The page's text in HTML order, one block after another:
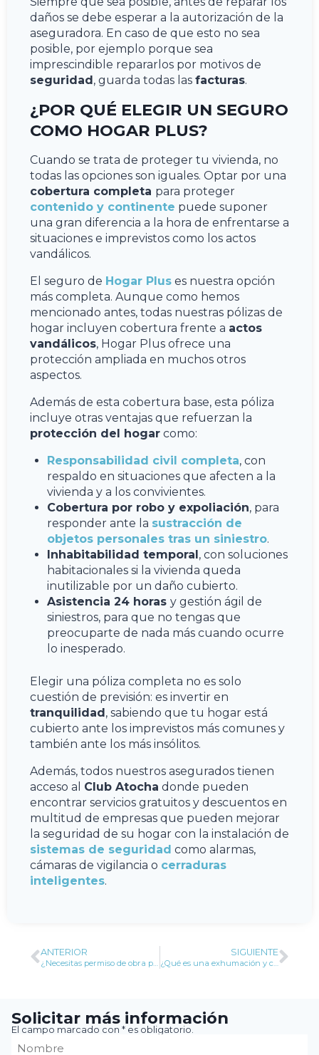
daños se debe esperar a la autorización de la
aseguradora. En caso de que esto no sea
posible, por ejemplo porque sea
imprescindible repararlos por motivos de
seguridad, guarda todas las facturas.
¿POR QUÉ ELEGIR UN SEGURO
COMO HOGAR PLUS?
Cuando se trata de proteger tu vivienda, no
todas las opciones son iguales. Optar por una
cobertura completa para proteger
contenido y continente puede suponer
una gran diferencia a la hora de enfrentarse a
situaciones e imprevistos como los actos
vandálicos.
El seguro de Hogar Plus es nuestra opción
más completa. Aunque como hemos
mencionado antes, todas nuestras pólizas de
hogar incluyen cobertura frente a actos
vandálicos, Hogar Plus ofrece una
protección ampliada en muchos otros
aspectos.
Además de esta cobertura base, esta póliza
incluye otras ventajas que refuerzan la
protección del hogar como:
Responsabilidad civil completa, con
respaldo en situaciones que afecten a la
vivienda y a los convivientes.
Cobertura por robo y expoliación, para
responder ante la sustracción de
objetos personales tras un siniestro.
Inhabitabilidad temporal, con soluciones
habitacionales si la vivienda queda
inutilizable por un daño cubierto.
Asistencia 24 horas y gestión ágil de
siniestros, para que no tengas que
preocuparte de nada más cuando ocurre
lo inesperado.
Elegir una póliza completa no es solo
cuestión de previsión: es invertir en
tranquilidad, sabiendo que tu hogar está
cubierto ante los imprevistos más comunes y
también ante los más insólitos.
Además, todos nuestros asegurados tienen
acceso al Club Atocha donde pueden
encontrar servicios gratuitos y descuentos en
multitud de empresas que pueden mejorar
la seguridad de su hogar con la instalación de
sistemas de seguridad como alarmas,
cámaras de vigilancia o cerraduras
inteligentes.
ANTERIOR
¿Necesitas permiso de obra para reformar tu casa?
SIGUIENTE
¿Qué es una exhumación y cuándo se realiza?
Solicitar más información
El campo marcado con * es obligatorio.